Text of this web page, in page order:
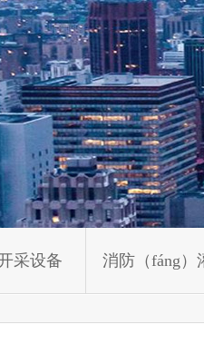
装机
）与校（xiào）表两用机
充机
机
胶管编制机械
HG-12合股机
高速胶管编（biān）
采设备 消防（fáng）
（guàn）装设